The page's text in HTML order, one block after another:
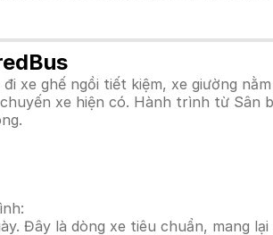
xe ghế ngồi tiết kiệm, xe giường
xe hiện có. Hành trình từ Sân
Đây là dòng xe tiêu chuẩn, mang